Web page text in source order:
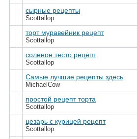
сырные рецепты
Scottallop
торт муравейник рецепт
Scottallop
соленое тесто рецепт
Scottallop
Самые лучшие рецепты здесь
MichaelCow
простой рецепт торта
Scottallop
цезарь с курицей рецепт
Scottallop